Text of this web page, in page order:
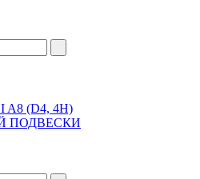
(D4, 4H)
ПОДВЕСКИ